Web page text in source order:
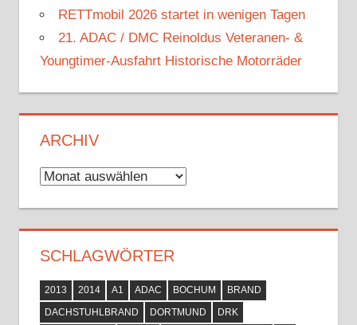
RETTmobil 2026 startet in wenigen Tagen
21. ADAC / DMC Reinoldus Veteranen- &
Youngtimer-Ausfahrt Historische Motorräder
ARCHIV
Archiv
SCHLAGWÖRTER
2013 2014 A1 ADAC BOCHUM
BRAND
DACHSTUHLBRAND
DORTMUND
DRK